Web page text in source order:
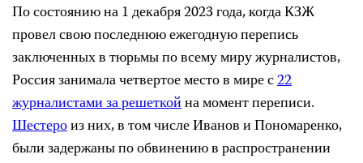
По состоянию на 1 декабря 2023 года, когда КЗЖ
провел свою последнюю ежегодную перепись
заключенных в тюрьмы по всему миру журналистов,
Россия занимала четвертое место в мире с22
журналистами за решеткойна момент переписи.
Шестероиз них, в том числе Иванов и Пономаренко,
были задержаны по обвинению в распространении